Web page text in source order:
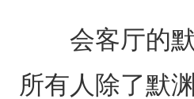
会客厅的默
所有人除了默